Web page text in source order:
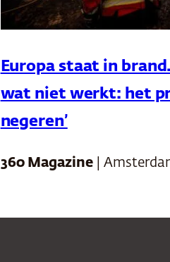
Europa staat in
wat niet werkt: het
negeren’
360 Magazine|